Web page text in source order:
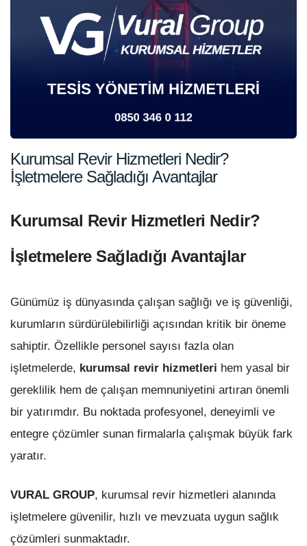
Kurumsal Revir Hizmetleri Nedir?
İşletmelere Sağladığı Avantajlar
Kurumsal Revir Hizmetleri Nedir?
İşletmelere Sağladığı Avantajlar
Günümüz iş dünyasında çalışan sağlığı ve iş güvenliği,
kurumların sürdürülebilirliği açısından kritik bir öneme
sahiptir. Özellikle personel sayısı fazla olan
işletmelerde, kurumsal revir hizmetleri hem yasal bir
gereklilik hem de çalışan memnuniyetini artıran önemli
bir yatırımdır. Bu noktada profesyonel, deneyimli ve
entegre çözümler sunan firmalarla çalışmak büyük fark
yaratır.
VURAL GROUP, kurumsal revir hizmetleri alanında
işletmelere güvenilir, hızlı ve mevzuata uygun sağlık
çözümleri sunmaktadır.